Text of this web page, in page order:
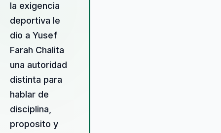
la exigencia
deportiva le
dio a Yusef
Farah Chalita
una autoridad
distinta para
hablar de
disciplina,
proposito y